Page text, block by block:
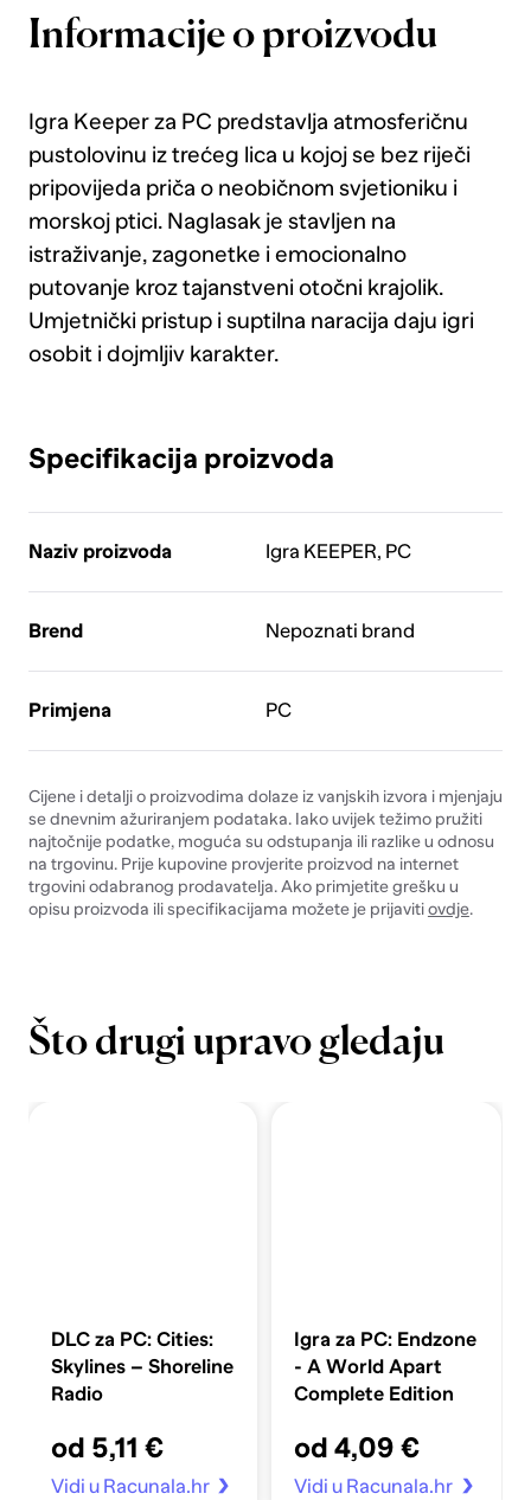
Informacije o proizvodu
Igra Keeper za PC predstavlja atmosferičnu
pustolovinu iz trećeg lica u kojoj se bez riječi
pripovijeda priča o neobičnom svjetioniku i
morskoj ptici. Naglasak je stavljen na
istraživanje, zagonetke i emocionalno
putovanje kroz tajanstveni otočni krajolik.
Umjetnički pristup i suptilna naracija daju igri
osobit i dojmljiv karakter.
Specifikacija proizvoda
Naziv proizvoda Igra KEEPER, PC
Brend Nepoznati brand
Primjena PC
Cijene i detalji o proizvodima dolaze iz vanjskih izvora i mjenjaju
se dnevnim ažuriranjem podataka. Iako uvijek težimo pružiti
najtočnije podatke, moguća su odstupanja ili razlike u odnosu
na trgovinu. Prije kupovine provjerite proizvod na internet
trgovini odabranog prodavatelja. Ako primjetite grešku u
opisu proizvoda ili specifikacijama možete je prijavitiovdje.
Što drugi upravo gledaju
DLC za PC: Cities:
Skylines – Shoreline
Radio
od 5,11 €
Vidi u Racunala.hr
Igra za PC: Endzone
- A World Apart
Complete Edition
od 4,09 €
Vidi u Racunala.hr